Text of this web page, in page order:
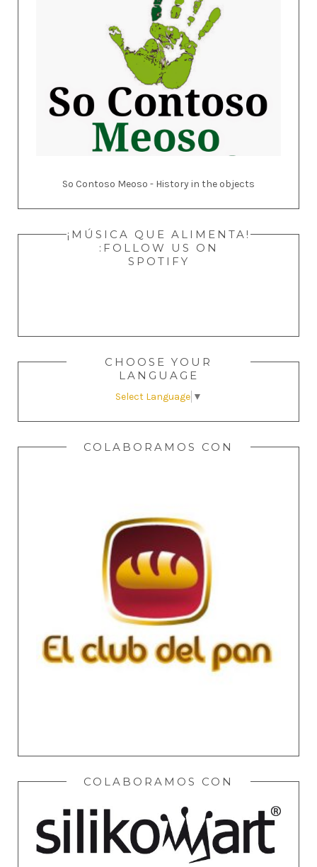
So Contoso Meoso - History in the objects
¡MÚSICA QUE ALIMENTA!
:FOLLOW US ON
SPOTIFY
CHOOSE YOUR
LANGUAGE
Select Language ▼
COLABORAMOS CON
COLABORAMOS CON